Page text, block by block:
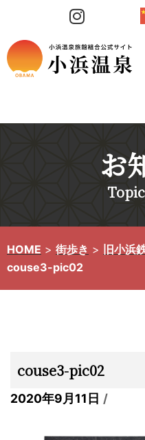
テ
ン
ス
お
HOME > 街歩き > 旧小浜
couse3-pic02
couse3-pic02
2020年9月11日